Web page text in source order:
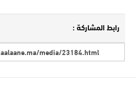
رابط المشاركة :